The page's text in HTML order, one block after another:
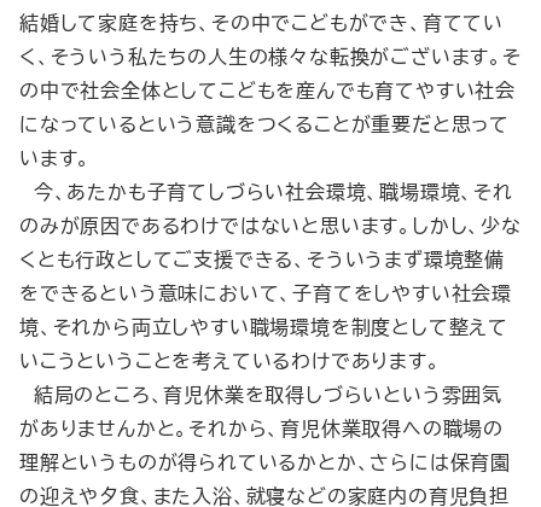
結婚して家庭を持ち、その中でこどもができ、育ててい
く、そういう私たちの人生の様々な転換がございます。そ
の中で社会全体としてこどもを産んでも育てやすい社会
になっているという意識をつくることが重要だと思って
います。
今、あたかも子育てしづらい社会環境、職場環境、それ
のみが原因であるわけではないと思います。しかし、少な
くとも行政としてご支援できる、そういうまず環境整備
をできるという意味において、子育てをしやすい社会環
境、それから両立しやすい職場環境を制度として整えて
いこうということを考えているわけであります。
結局のところ、育児休業を取得しづらいという雰囲気
がありませんかと。それから、育児休業取得への職場の
理解というものが得られているかとか、さらには保育園
の迎えや夕食、また入浴、就寝などの家庭内の育児負担